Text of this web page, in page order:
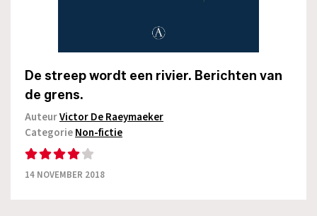
De streep wordt een rivier. Berichten van
de grens.
AuteurVictor De Raeymaeker
CategorieNon-fictie
14 NOVEMBER 2018